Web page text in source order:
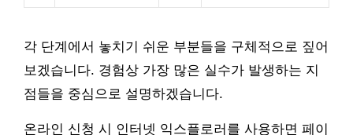
각 단계에서 놓치기 쉬운 부분들을 구체적으로 짚어
보겠습니다. 경험상 가장 많은 실수가 발생하는 지
점들을 중심으로 설명하겠습니다.
온라인 신청 시 인터넷 익스플로러를 사용하면 페이